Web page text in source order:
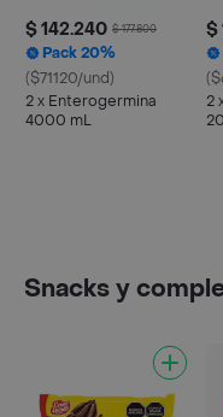
$ 142.240 $ 177.800
Pack 20%
($71120/und)
2 x Enterogermina
4000 mL
$
2
Snacks y